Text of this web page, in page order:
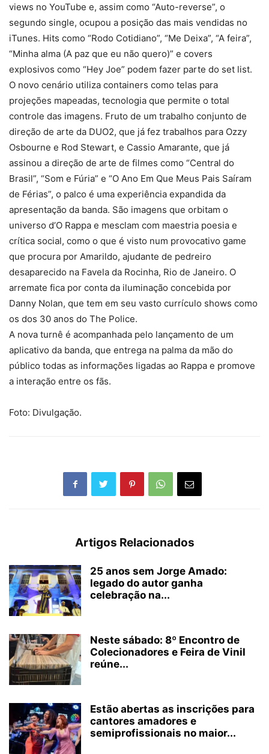
views no YouTube e, assim como “Auto-reverse”, o
segundo single, ocupou a posição das mais vendidas no
iTunes. Hits como “Rodo Cotidiano”, “Me Deixa”, “A feira”,
“Minha alma (A paz que eu não quero)” e covers
explosivos como “Hey Joe” podem fazer parte do set list.
O novo cenário utiliza containers como telas para
projeções mapeadas, tecnologia que permite o total
controle das imagens. Fruto de um trabalho conjunto de
direção de arte da DUO2, que já fez trabalhos para Ozzy
Osbourne e Rod Stewart, e Cassio Amarante, que já
assinou a direção de arte de filmes como “Central do
Brasil”, “Som e Fúria” e “O Ano Em Que Meus Pais Saíram
de Férias”, o palco é uma experiência expandida da
apresentação da banda. São imagens que orbitam o
universo d’O Rappa e mesclam com maestria poesia e
crítica social, como o que é visto num provocativo game
que procura por Amarildo, ajudante de pedreiro
desaparecido na Favela da Rocinha, Rio de Janeiro. O
arremate fica por conta da iluminação concebida por
Danny Nolan, que tem em seu vasto currículo shows como
os dos 30 anos do The Police.
A nova turnê é acompanhada pelo lançamento de um
aplicativo da banda, que entrega na palma da mão do
público todas as informações ligadas ao Rappa e promove
a interação entre os fãs.
Foto: Divulgação.
Artigos Relacionados
25 anos sem Jorge Amado:
legado do autor ganha
celebração na...
Neste sábado: 8º Encontro de
Colecionadores e Feira de Vinil
reúne...
Estão abertas as inscrições para
cantores amadores e
semiprofissionais no maior...